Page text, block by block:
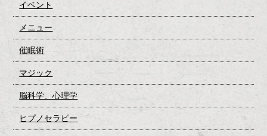
イベント
メニュー
催眠術
マジック
脳科学、心理学
ヒプノセラピー